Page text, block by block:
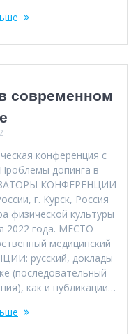
современном
конференция с
допинга в
КОНФЕРЕНЦИИ
г. Курск, Россия
физической культуры
года. МЕСТО
медицинский
русский, доклады
(последовательный
как и публикации…